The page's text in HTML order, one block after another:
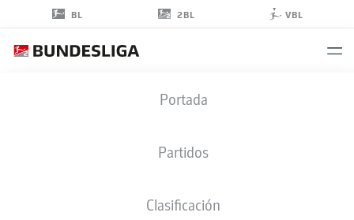
BL 2BL VBL
Portada
Partidos
Clasificación